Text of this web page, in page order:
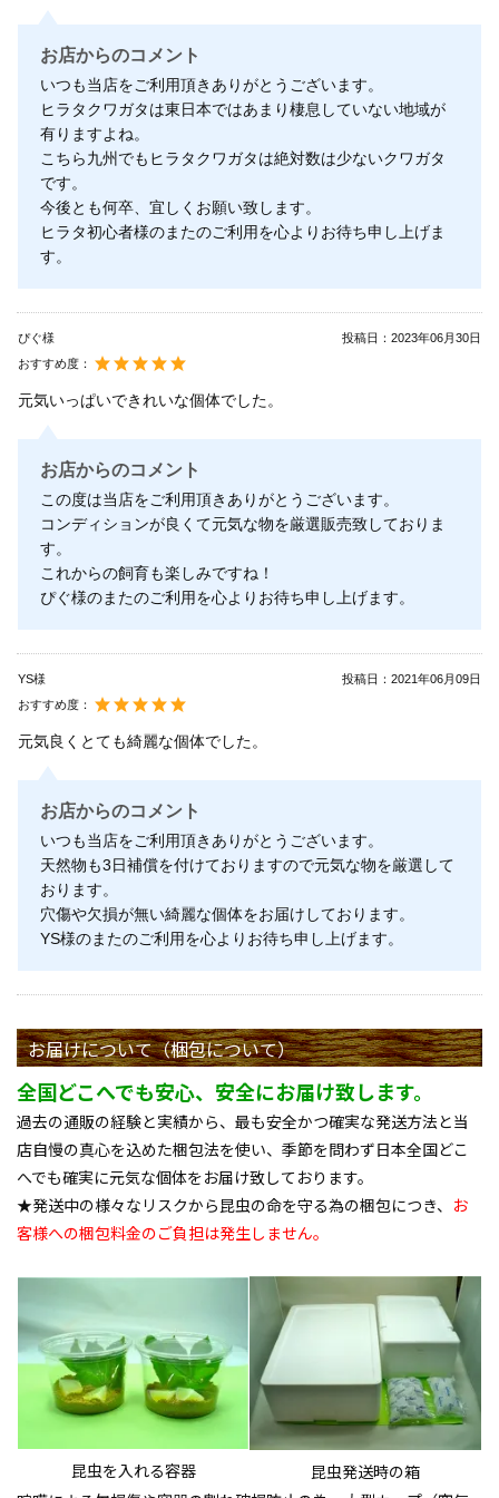
お店からのコメント
いつも当店をご利用頂きありがとうございます。
ヒラタクワガタは東日本ではあまり棲息していない地域が
有りますよね。
こちら九州でもヒラタクワガタは絶対数は少ないクワガタ
です。
今後とも何卒、宜しくお願い致します。
ヒラタ初心者様のまたのご利用を心よりお待ち申し上げま
す。
ぴぐ様 投稿日： 2023年06月30日
おすすめ度：
元気いっぱいできれいな個体でした。
お店からのコメント
この度は当店をご利用頂きありがとうございます。
コンディションが良くて元気な物を厳選販売致しておりま
す。
これからの飼育も楽しみですね！
ぴぐ様のまたのご利用を心よりお待ち申し上げます。
YS様 投稿日： 2021年06月09日
おすすめ度：
元気良くとても綺麗な個体でした。
お店からのコメント
いつも当店をご利用頂きありがとうございます。
天然物も3日補償を付けておりますので元気な物を厳選して
おります。
穴傷や欠損が無い綺麗な個体をお届けしております。
YS様のまたのご利用を心よりお待ち申し上げます。
お届けについて（梱包について）
全国どこへでも安心、安全にお届け致します。
過去の通販の経験と実績から、最も安全かつ確実な発送方法と当
店自慢の真心を込めた梱包法を使い、季節を問わず日本全国どこ
へでも確実に元気な個体をお届け致しております。
★発送中の様々なリスクから昆虫の命を守る為の梱包につき、 お
客様への梱包料金のご負担は発生しません。
昆虫を入れる容器
昆虫発送時の箱